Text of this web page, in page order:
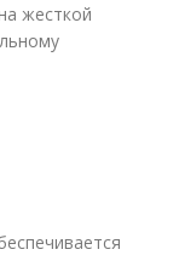
жесткой